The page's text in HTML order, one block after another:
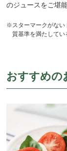
のジュースをご堪
※スターマークがない
質基準を満たしてい
おすすめの